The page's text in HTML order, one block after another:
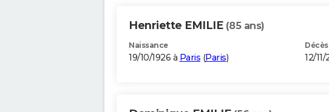
Henriette EMILIE (85 ans)
Naissance
19/10/1926 à Paris (Paris)
Décès
12/11/